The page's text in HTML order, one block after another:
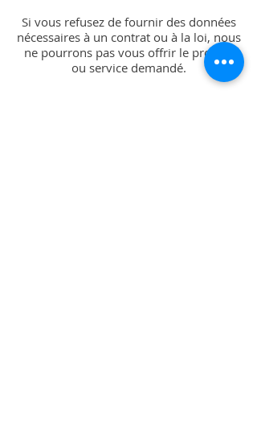
Si vous refusez de fournir des données
nécessaires à un contrat ou à la loi, nous
ne pourrons pas vous offrir le produit
ou service demandé.